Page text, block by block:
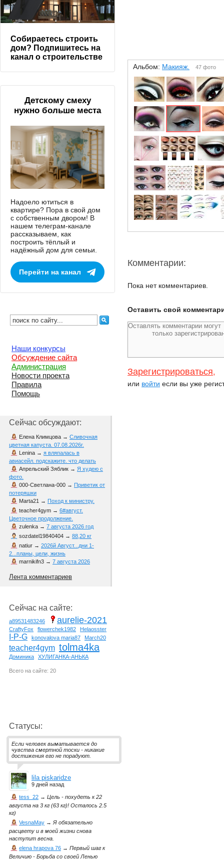
Альбом: Макияж. 47 фото
Комментарии:
Пока нет комментариев.
Оставить свой
Зарегистрироваться,
или войти если вы уже
Собираетесь строить
дом? Подпишитесь на
канал о строительстве
Детскому смеху
нужно больше места
Надоело ютиться в
квартире? Пора в свой дом
с собственным двором! В
нашем телеграм-канале
рассказываем, как
построить тёплый и
надёжный дом для семьи.
Перейти на канал
Наши конкурсы
Обсуждение сайта
Администрация
Новости проекта
Правила
Помощь
Сейчас обсуждают:
Елена Климцова → Сливочная
цветная капуста. 07.08.2026г.
Lenina → я вляпалась в
авиасейл. подскажите. что делать
Апрельский Зяблик → Я худею с
фото.
000-Светлана-000 → Приветик от
потеряшки
Marta21 → Поход к министру.
teacher4gym → 6#август.
Цветочное продолжение.
zulenka → 7 августа 2026 год
sozdatel19840404 → 88,20 кг
natiur → 2026й Август...дни 1-
2...планы, цели, жизнь
marnikifn3 → 7 августа 2026
Лента комментариев
Сейчас на сайте:
a89531483246 aurelie-2021
CraftyFox flowerchek1982 Helaosster
I-P-G konovalova maria87 March20
teacher4gym tolma4ka
Доминика ХУЛИГАНКА-АНЬКА
Всего на сайте: 20
Статусы:
Если человек выматывается до
чувства смертной тоски - никакие
достижения его не порадуют.
lila piskaridze
9 дней назад
tess_22 → Цель - похудеть к 22
августа на 3 кг (63 кг)! Осталось 2.5
кг)
VesnaMay →Я обязательно
расцвету и в моей жизни снова
наступит весна.
elena hrapova 76 → Первый шаг к
Величию - Борьба со своей Ленью